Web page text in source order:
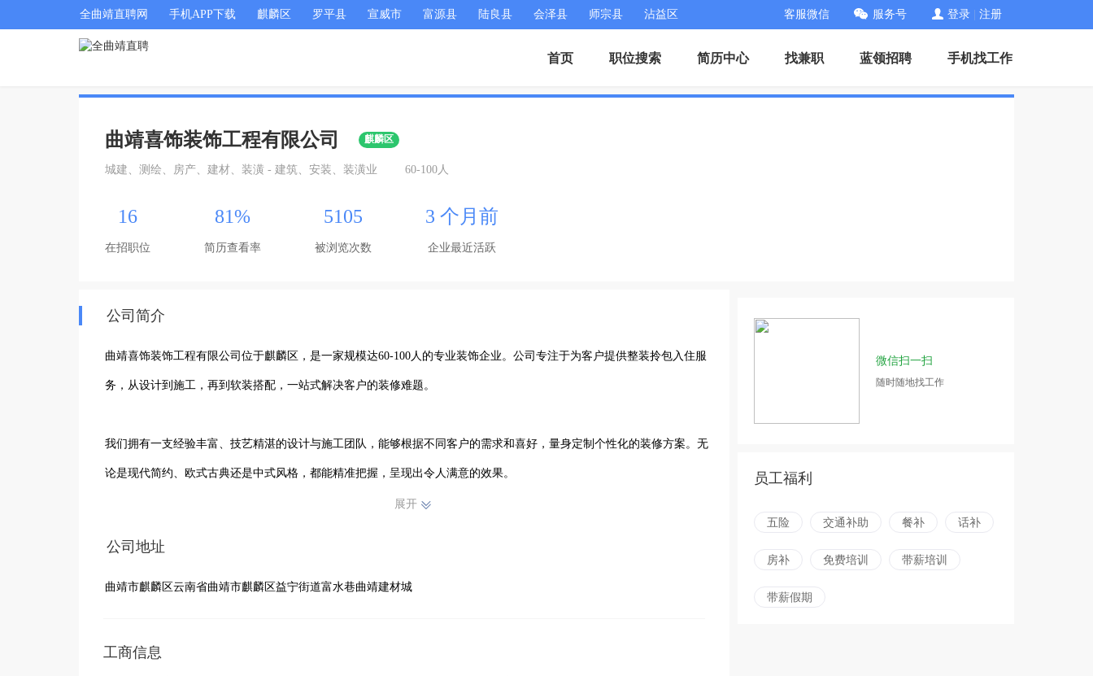
全曲靖直聘网 手机APP下载 麒麟区 罗平县 宣威市 富源县 陆良县 会泽县 师宗县 沾益区 客服微信 服务号 登录 注册
首页 职位搜索 简历中心 找兼职 蓝领招聘 手机找工作
曲靖喜饰装饰工程有限公司 麒麟区
城建、测绘、房产、建材、装潢 - 建筑、安装、装潢业 60-100人
16
在招职位
81%
简历查看率
5105
被浏览次数
3 个月前
企业最近活跃
公司简介
曲靖喜饰装饰工程有限公司位于麒麟区，是一家规模达60-100人的专业装饰企业。公司专注于为客户提供整装拎包入住服
务，从设计到施工，再到软装搭配，一站式解决客户的装修难题。
我们拥有一支经验丰富、技艺精湛的设计与施工团队，能够根据不同客户的需求和喜好，量身定制个性化的装修方案。无
论是现代简约、欧式古典还是中式风格，都能精准把握，呈现出令人满意的效果。
品质第一”的经营理念，不断提升自身实力，为更多客户打造理想中的家园，让您轻松实现拎包入住的美好愿望。
展开
公司地址
曲靖市麒麟区云南省曲靖市麒麟区益宁街道富水巷曲靖建材城
工商信息
微信扫一扫
随时随地找工作
员工福利
五险 交通补助 餐补 话补
房补 免费培训 带薪培训
带薪假期